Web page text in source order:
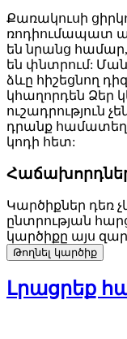
Քառակուսի
ռոդիումապատ
են նրանց
են փնտրում:
ձևը հիշեցնող
կհաղորդեն Ձեր
ուշադրություն
դրանք
կոդի հետ:
Կարծիքներ դեռ
ընտրության
կարծիքը այս
Թողնել կարծիք
Լրացրեք